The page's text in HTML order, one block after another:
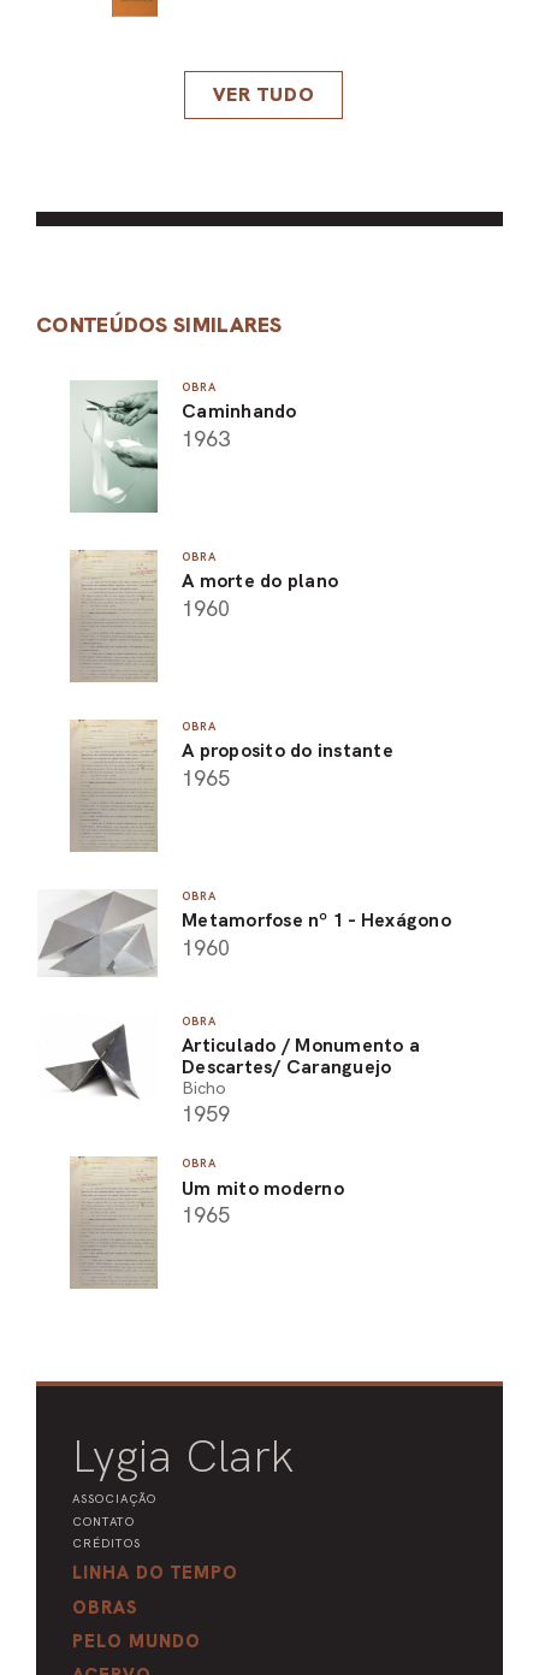
VER TUDO
CONTEÚDOS SIMILARES
OBRA
Caminhando
1963
OBRA
A morte do plano
1960
OBRA
A proposito do instante
1965
OBRA
Metamorfose nº 1 - Hexágono
1960
OBRA
Articulado / Monumento a
Descartes/ Caranguejo
Bicho
1959
OBRA
Um mito moderno
1965
Lygia Clark
ASSOCIAÇÃO
CONTATO
CRÉDITOS
LINHA DO TEMPO
OBRAS
PELO MUNDO